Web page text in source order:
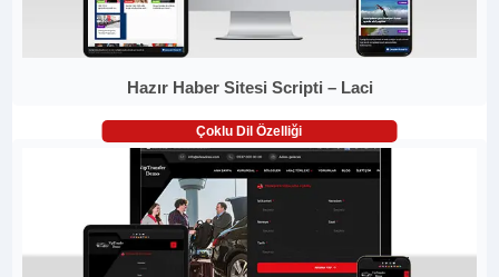
Hazır Haber Sitesi Scripti – Laci
Çoklu Dil Özelliği